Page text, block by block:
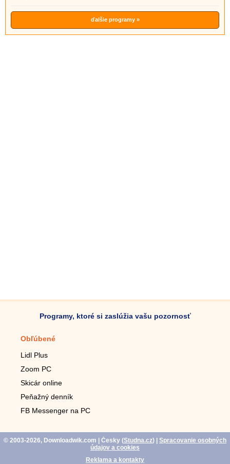
ďalšie programy »
Programy, ktoré si zaslúžia vašu pozornosť
Obľúbené
Lidl Plus
Zoom PC
Skicár online
Peňažný denník
FB Messenger na PC
© 2003-2026, Downloadwik.com | Česky (Studna.cz)
Spracovanie osobných
údajov a cookies
Reklama a kontakty